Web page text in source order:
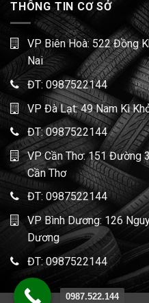
THÔNG TIN CƠ SỞ
VP Biên Hoà: 522 Đồng
Nai
ĐT: 0987522144
VP Đà Lạt: 49 Nam Kì
ĐT:0987522144
VP Cần Thơ: 151 Đường
Cần Thơ
ĐT: 0987522144
VP Bình Dương: 126
Dương
ĐT: 0987522144
0987.522.144